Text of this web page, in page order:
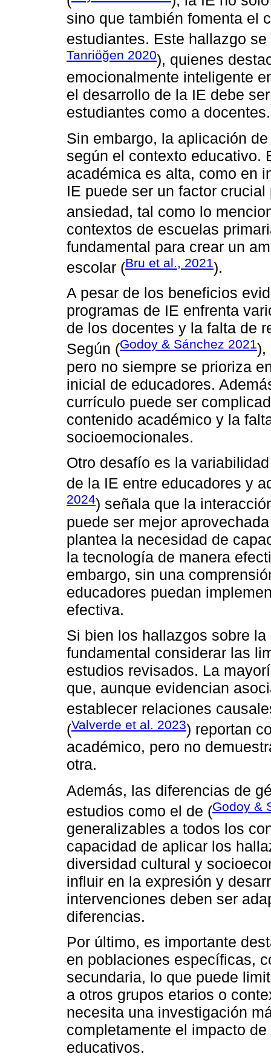
sino que también fomenta el
estudiantes. Este hallazgo
Tanriöğen 2020), quienes
emocionalmente inteligente
el desarrollo de la IE debe
estudiantes como a docentes.
Sin embargo, la aplicación
según el contexto educativo.
académica es alta, como en
IE puede ser un factor
ansiedad, tal como lo
contextos de escuelas
fundamental para crear un
escolar (Bru et al., 2021).
A pesar de los beneficios
programas de IE enfrenta
de los docentes y la falta de
Según (Godoy & Sánchez 2021),
pero no siempre se prioriza
inicial de educadores.
currículo puede ser
contenido académico y la
socioemocionales.
Otro desafío es la
de la IE entre educadores y
2024) señala que la
puede ser mejor
plantea la necesidad de
la tecnología de manera
embargo, sin una
educadores puedan
efectiva.
Si bien los hallazgos sobre
fundamental considerar las
estudios revisados. La
que, aunque evidencian
establecer relaciones
(Valverde et al. 2023) reportan
académico, pero no
otra.
Además, las diferencias de
estudios como el de (Godoy &
generalizables a todos los
capacidad de aplicar los
diversidad cultural y
influir en la expresión y
intervenciones deben ser
diferencias.
Por último, es importante
en poblaciones específicas,
secundaria, lo que puede
a otros grupos etarios o
necesita una investigación
completamente el impacto
educativos.